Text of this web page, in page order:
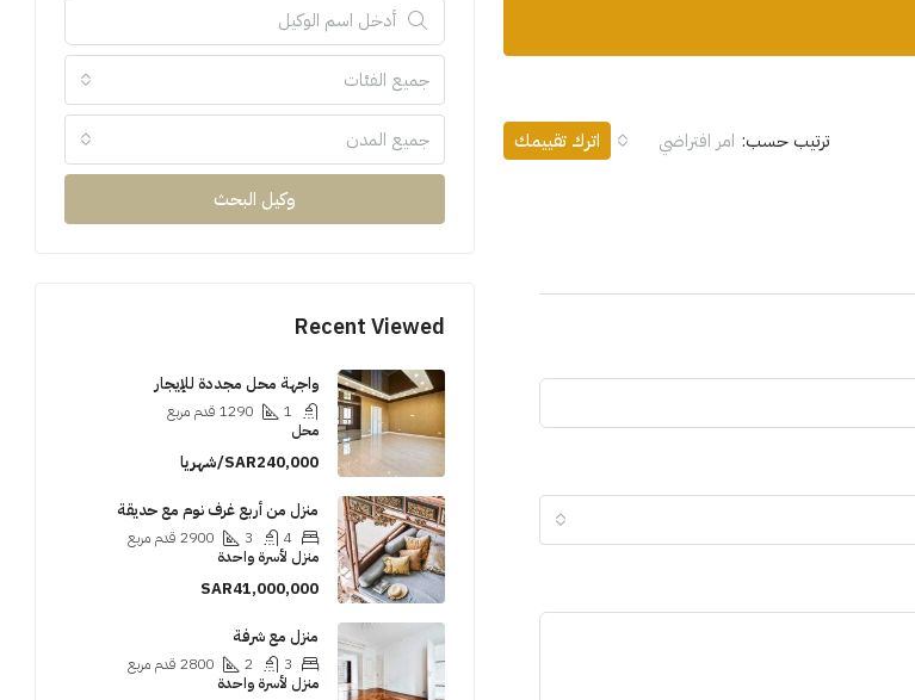
ترتيب حسب: امر افتراضي اترك تقييمك
جميع الفئات
جميع المدن
وكيل البحث
Recent Viewed
واجهة محل مجددة للإيجار
1
1290 قدم مربع
محل
SAR240,000/شهريا
منزل من أربع غرف نوم مع حديقة
4
3
2900 قدم مربع
منزل لأسرة واحدة
SAR41,000,000
منزل مع شرفة
3
2
2800 قدم مربع
منزل لأسرة واحدة